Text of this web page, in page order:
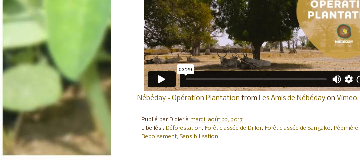
Nébéday - Opération Plantation from Les Amis de Nébéday on Vimeo.
Publié par Didier à mardi, août 22, 2017
Libellés : Déforestation, Forêt classée de Djilor, Forêt classée de Sangako, Pépinière,
Reboisement, Sensibilisation